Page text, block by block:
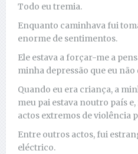
Todo eu tremia.
Enquanto caminhava fui
enorme de sentimentos.
Ele estava a forçar-me a
minha depressão que eu
Quando eu era criança, a
meu pai estava noutro país
actos extremos de violência
Entre outros actos, fui
eléctrico.